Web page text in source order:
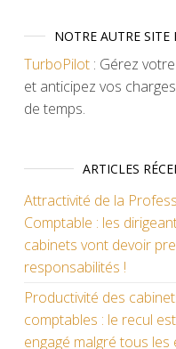
NOTRE AUTRE SITE
TurboPilot: Gérez
et anticipez vos
de temps.
ARTICLES
Attractivité de la
Comptable : les
cabinets vont devoir
responsabilités !
Productivité des
comptables : le recul
engagé malgré tous